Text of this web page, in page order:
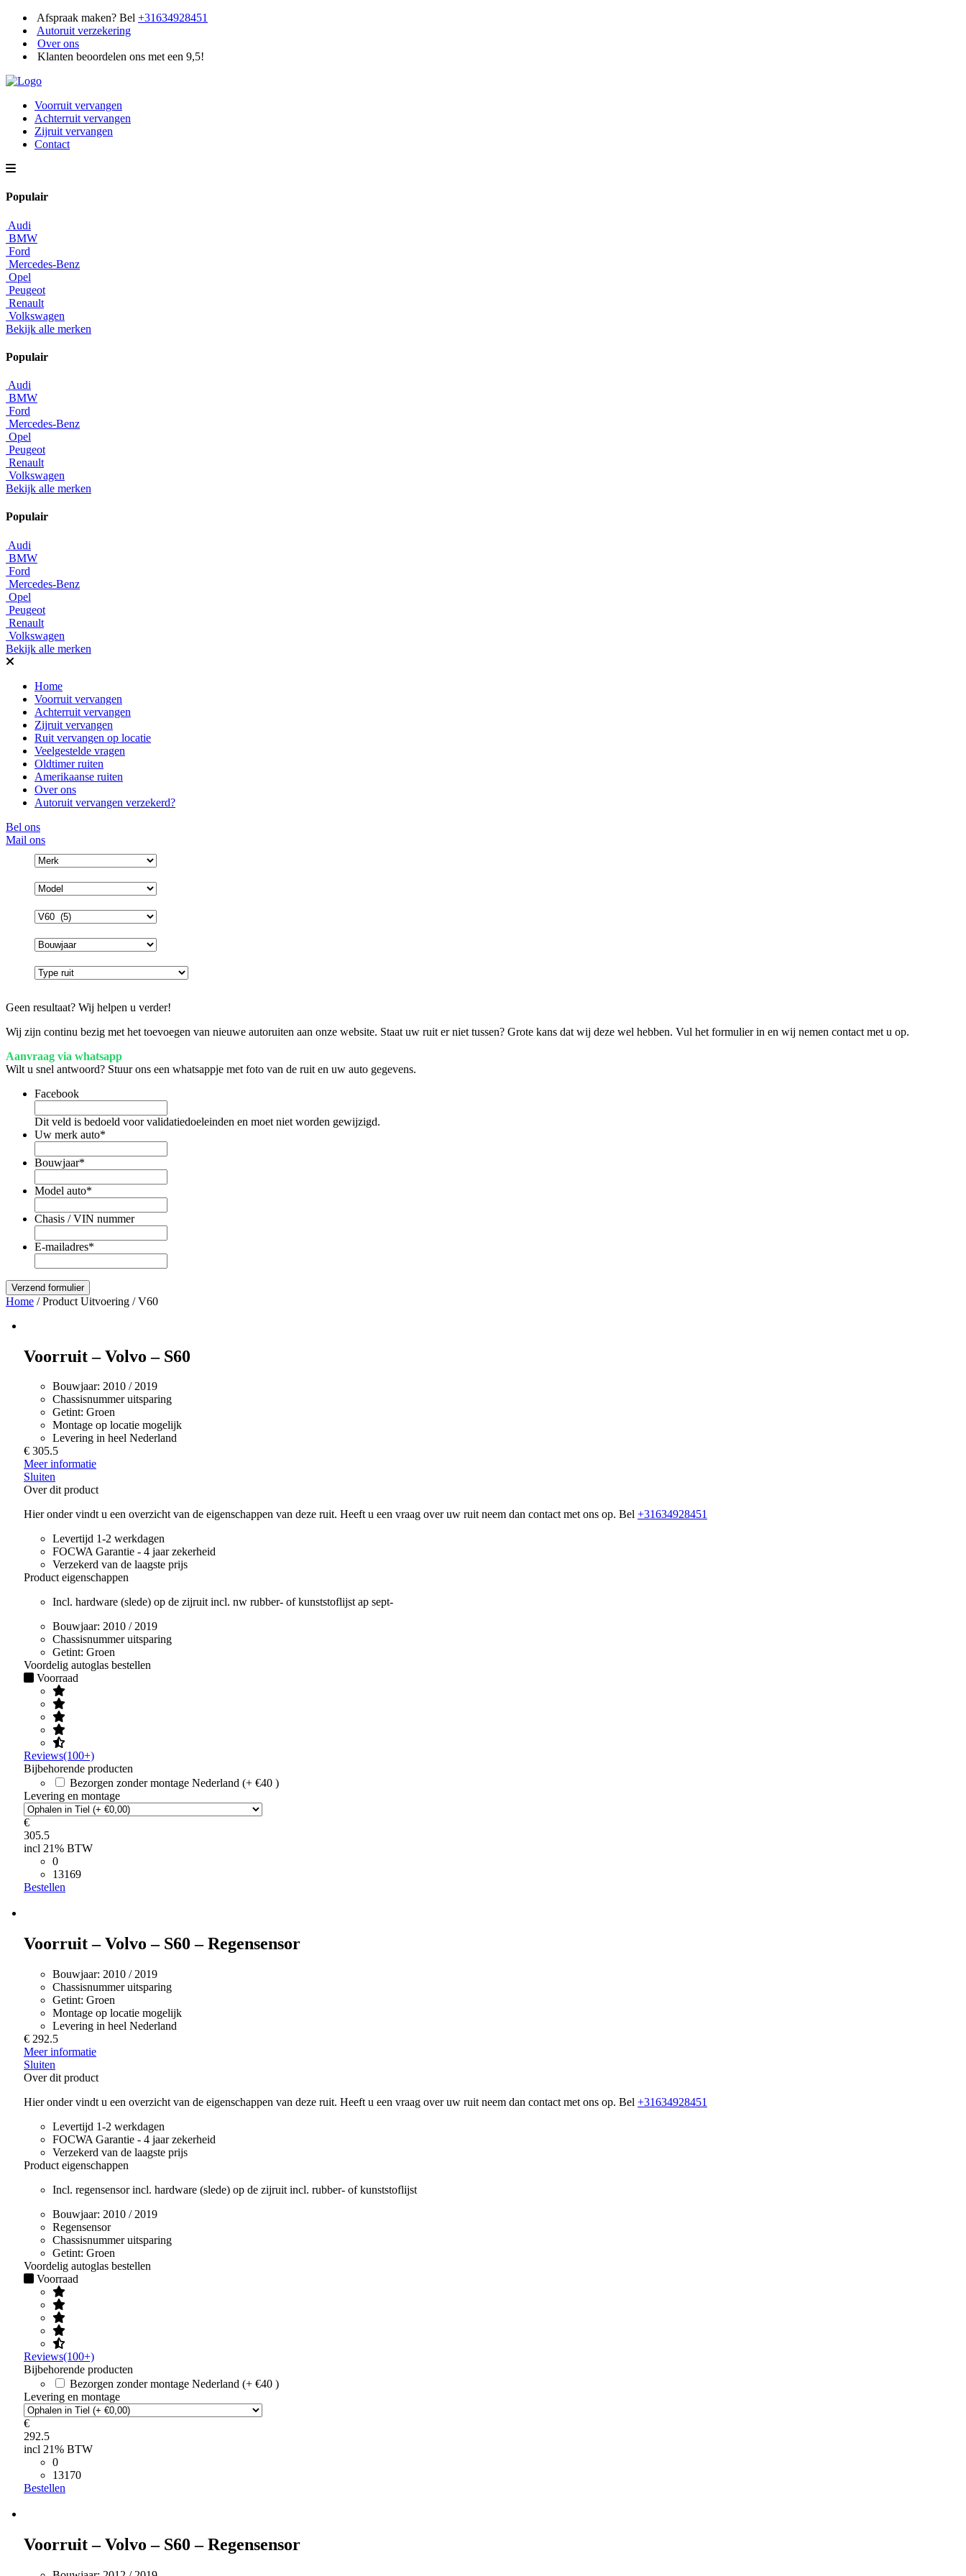
Afspraak maken? Bel +31634928451
Autoruit verzekering
Over ons
Klanten beoordelen ons met een 9,5!
Voorruit vervangen
Achterruit vervangen
Zijruit vervangen
Contact
Populair
Audi
BMW
Ford
Mercedes-Benz
Opel
Peugeot
Renault
Volkswagen
Bekijk alle merken
Populair
Audi
BMW
Ford
Mercedes-Benz
Opel
Peugeot
Renault
Volkswagen
Bekijk alle merken
Populair
Audi
BMW
Ford
Mercedes-Benz
Opel
Peugeot
Renault
Volkswagen
Bekijk alle merken
Home
Voorruit vervangen
Achterruit vervangen
Zijruit vervangen
Ruit vervangen op locatie
Veelgestelde vragen
Oldtimer ruiten
Amerikaanse ruiten
Over ons
Autoruit vervangen verzekerd?
Bel ons
Mail ons
Geen resultaat? Wij helpen u verder!
Wij zijn continu bezig met het toevoegen van nieuwe autoruiten aan onze website. Staat uw ruit er niet tussen? Grote kans dat wij deze wel hebben. Vul het formulier in en wij nemen contact met u op.
Aanvraag via whatsapp
Wilt u snel antwoord? Stuur ons een whatsappje met foto van de ruit en uw auto gegevens.
Facebook
Dit veld is bedoeld voor validatiedoeleinden en moet niet worden gewijzigd.
Uw merk auto*
Bouwjaar*
Model auto*
Chasis / VIN nummer
E-mailadres*
Home / Product Uitvoering / V60
Voorruit – Volvo – S60
Bouwjaar: 2010 / 2019
Chassisnummer uitsparing
Getint: Groen
Montage op locatie mogelijk
Levering in heel Nederland
€ 305.5
Meer informatie
Sluiten
Over dit product
Hier onder vindt u een overzicht van de eigenschappen van deze ruit. Heeft u een vraag over uw ruit neem dan contact met ons op. Bel +31634928451
Levertijd 1-2 werkdagen
FOCWA Garantie - 4 jaar zekerheid
Verzekerd van de laagste prijs
Product eigenschappen
Incl. hardware (slede) op de zijruit incl. nw rubber- of kunststoflijst ap sept-
Bouwjaar: 2010 / 2019
Chassisnummer uitsparing
Getint: Groen
Voordelig autoglas bestellen
Voorraad
Reviews(100+)
Bijbehorende producten
Bezorgen zonder montage Nederland (+ €40 )
Levering en montage
€
305.5
incl 21% BTW
0
13169
Bestellen
Voorruit – Volvo – S60 – Regensensor
Bouwjaar: 2010 / 2019
Chassisnummer uitsparing
Getint: Groen
Montage op locatie mogelijk
Levering in heel Nederland
€ 292.5
Meer informatie
Sluiten
Over dit product
Hier onder vindt u een overzicht van de eigenschappen van deze ruit. Heeft u een vraag over uw ruit neem dan contact met ons op. Bel +31634928451
Levertijd 1-2 werkdagen
FOCWA Garantie - 4 jaar zekerheid
Verzekerd van de laagste prijs
Product eigenschappen
Incl. regensensor incl. hardware (slede) op de zijruit incl. rubber- of kunststoflijst
Bouwjaar: 2010 / 2019
Regensensor
Chassisnummer uitsparing
Getint: Groen
Voordelig autoglas bestellen
Voorraad
Reviews(100+)
Bijbehorende producten
Bezorgen zonder montage Nederland (+ €40 )
Levering en montage
€
292.5
incl 21% BTW
0
13170
Bestellen
Voorruit – Volvo – S60 – Regensensor